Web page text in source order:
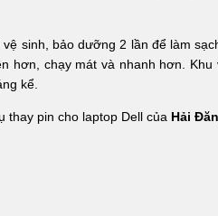
sinh, bảo dưỡng 2 lần để làm
hơn, chạy mát và nhanh hơn.
kể.
thay pin cho laptop Dell của Hải